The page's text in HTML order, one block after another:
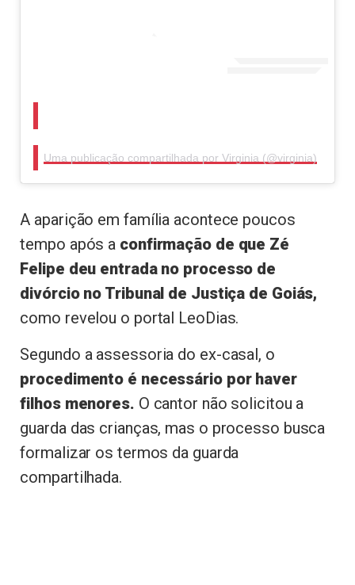
Uma publicação compartilhada por Virginia (@virginia)
A aparição em família acontece poucos
tempo após a confirmação de que Zé
Felipe deu entrada no processo de
divórcio no Tribunal de Justiça de Goiás,
como revelou o portal LeoDias.
Segundo a assessoria do ex-casal, o
procedimento é necessário por haver
filhos menores. O cantor não solicitou a
guarda das crianças, mas o processo busca
formalizar os termos da guarda
compartilhada.